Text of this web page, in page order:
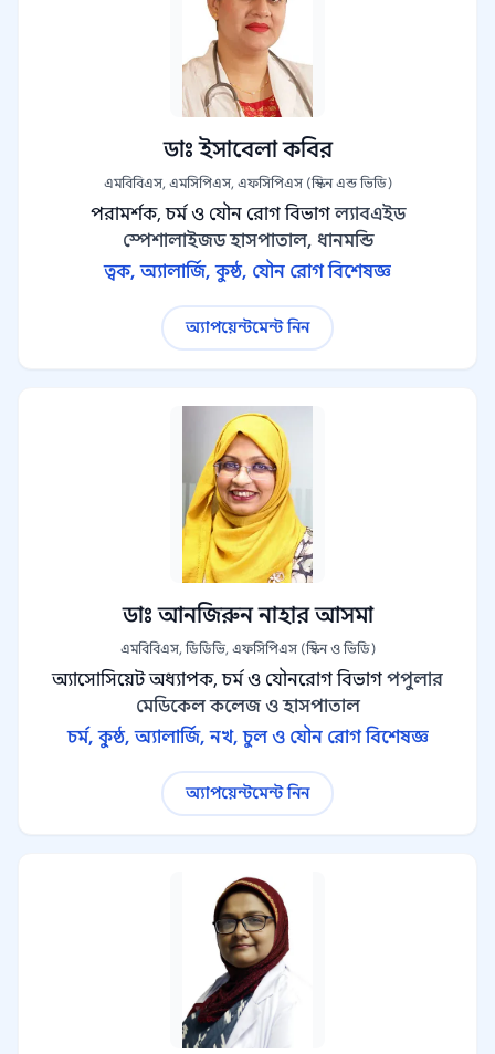
ডাঃ ইসাবেলা কবির
এমবিবিএস, এমসিপিএস, এফসিপিএস (স্কিন এন্ড ভিডি)
পরামর্শক, চর্ম ও যৌন রোগ বিভাগ ল্যাবএইড
স্পেশালাইজড হাসপাতাল, ধানমন্ডি
ত্বক, অ্যালার্জি, কুষ্ঠ, যৌন রোগ বিশেষজ্ঞ
অ্যাপয়েন্টমেন্ট নিন
ডাঃ আনজিরুন নাহার আসমা
এমবিবিএস, ডিডিভি, এফসিপিএস (স্কিন ও ভিডি)
অ্যাসোসিয়েট অধ্যাপক, চর্ম ও যৌনরোগ বিভাগ পপুলার
মেডিকেল কলেজ ও হাসপাতাল
চর্ম, কুষ্ঠ, অ্যালার্জি, নখ, চুল ও যৌন রোগ বিশেষজ্ঞ
অ্যাপয়েন্টমেন্ট নিন